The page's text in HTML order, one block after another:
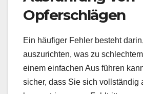
Opferschlägen
Ein häufiger Fehler besteht
auszurichten, was zu
einem einfachen Aus führen
sicher, dass Sie sich vollständig